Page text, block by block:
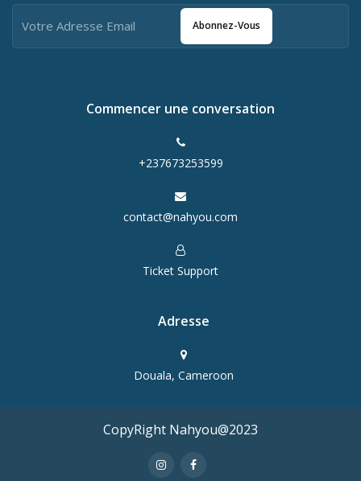
Abonnez-Vous
Commencer une conversation
+237673253599
contact@nahyou.com
Ticket Support
Adresse
Douala, Cameroon
CopyRight Nahyou@2023